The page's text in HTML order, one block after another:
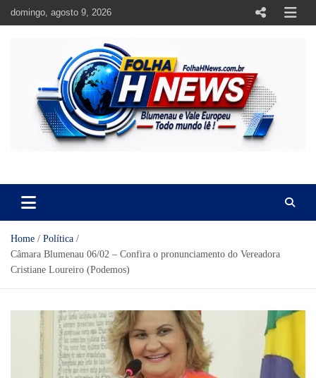
Skip
domingo, agosto 9, 2026
Home
Política
Câmara Blumenau 06/02 – Confira o pronunciamento do Vereadora
Cristiane Loureiro (Podemos)